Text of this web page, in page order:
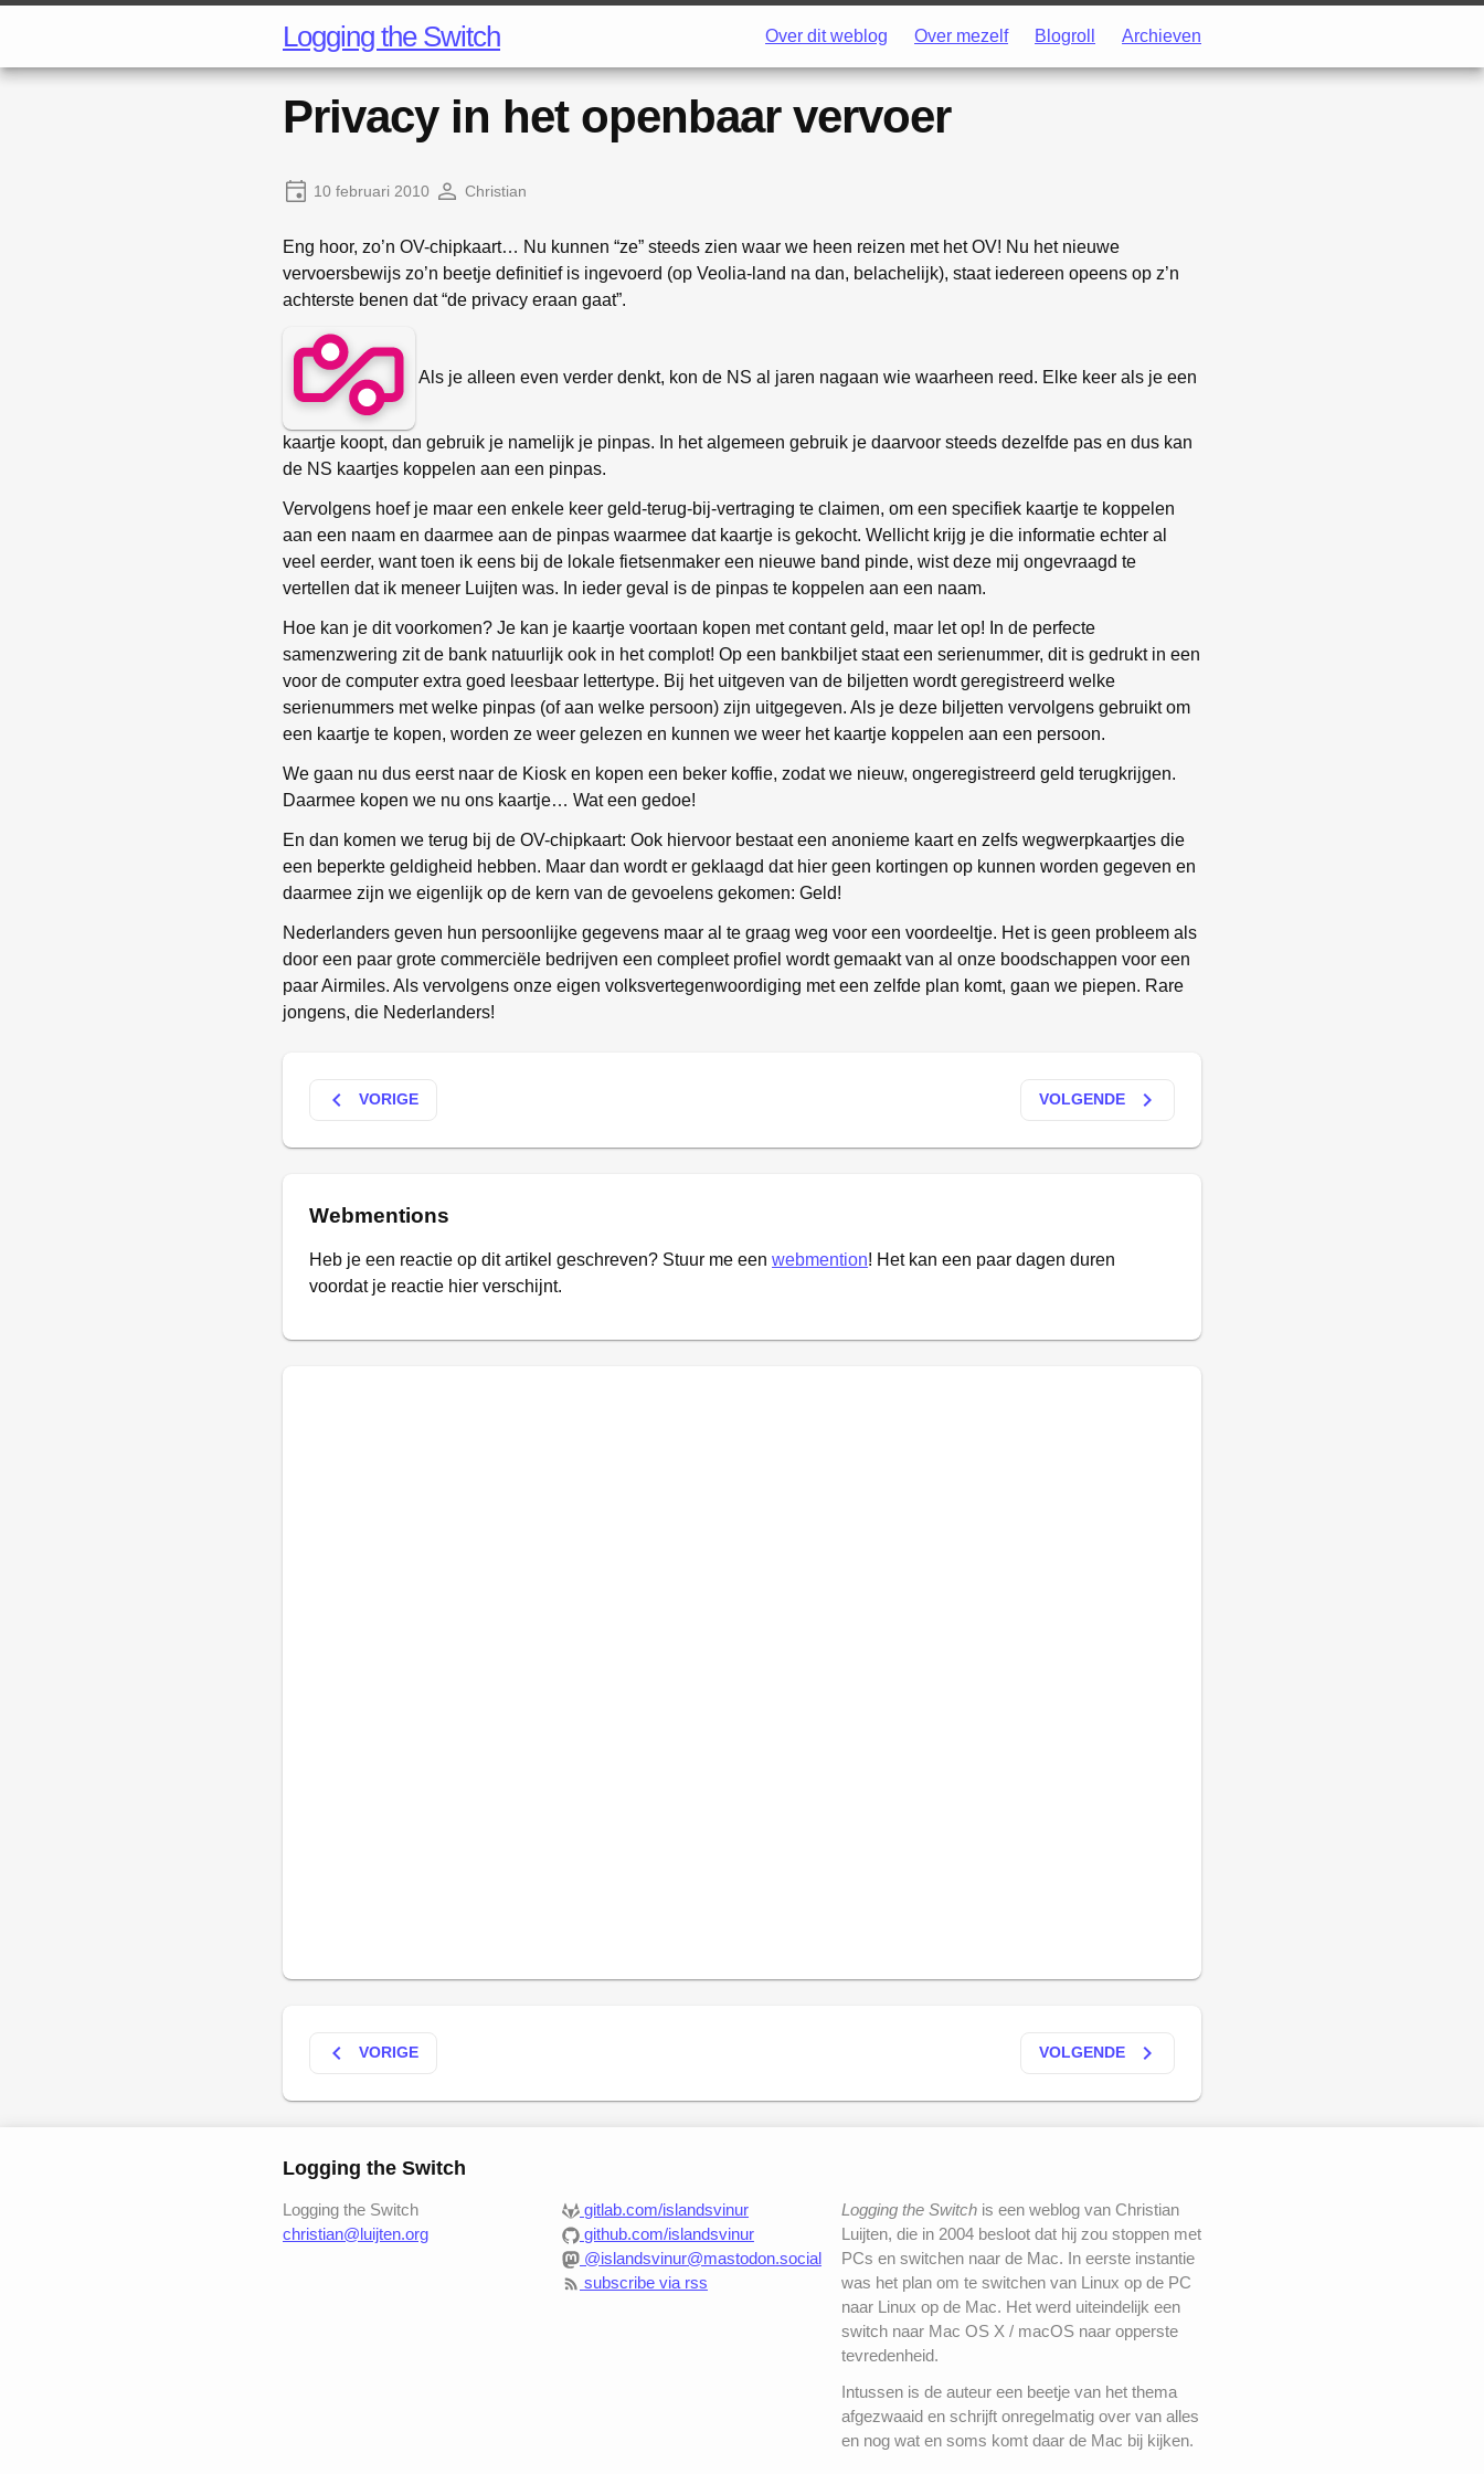
Logging the Switch Over dit weblog Over mezelf Blogroll Archieven
Privacy in het openbaar vervoer
10 februari 2010 Christian
Eng hoor, zo’n OV-chipkaart… Nu kunnen “ze” steeds zien waar we heen reizen met het OV! Nu het nieuwe
vervoersbewijs zo’n beetje definitief is ingevoerd (op Veolia-land na dan, belachelijk), staat iedereen opeens op z’n
achterste benen dat “de privacy eraan gaat”.
Als je alleen even verder denkt, kon de NS al jaren nagaan wie waarheen reed. Elke keer als je een
kaartje koopt, dan gebruik je namelijk je pinpas. In het algemeen gebruik je daarvoor steeds dezelfde pas en dus kan
de NS kaartjes koppelen aan een pinpas.
Vervolgens hoef je maar een enkele keer geld-terug-bij-vertraging te claimen, om een specifiek kaartje te koppelen
aan een naam en daarmee aan de pinpas waarmee dat kaartje is gekocht. Wellicht krijg je die informatie echter al
veel eerder, want toen ik eens bij de lokale fietsenmaker een nieuwe band pinde, wist deze mij ongevraagd te
vertellen dat ik meneer Luijten was. In ieder geval is de pinpas te koppelen aan een naam.
Hoe kan je dit voorkomen? Je kan je kaartje voortaan kopen met contant geld, maar let op! In de perfecte
samenzwering zit de bank natuurlijk ook in het complot! Op een bankbiljet staat een serienummer, dit is gedrukt in een
voor de computer extra goed leesbaar lettertype. Bij het uitgeven van de biljetten wordt geregistreerd welke
serienummers met welke pinpas (of aan welke persoon) zijn uitgegeven. Als je deze biljetten vervolgens gebruikt om
een kaartje te kopen, worden ze weer gelezen en kunnen we weer het kaartje koppelen aan een persoon.
We gaan nu dus eerst naar de Kiosk en kopen een beker koffie, zodat we nieuw, ongeregistreerd geld terugkrijgen.
Daarmee kopen we nu ons kaartje… Wat een gedoe!
En dan komen we terug bij de OV-chipkaart: Ook hiervoor bestaat een anonieme kaart en zelfs wegwerpkaartjes die
een beperkte geldigheid hebben. Maar dan wordt er geklaagd dat hier geen kortingen op kunnen worden gegeven en
daarmee zijn we eigenlijk op de kern van de gevoelens gekomen: Geld!
Nederlanders geven hun persoonlijke gegevens maar al te graag weg voor een voordeeltje. Het is geen probleem als
door een paar grote commerciële bedrijven een compleet profiel wordt gemaakt van al onze boodschappen voor een
paar Airmiles. Als vervolgens onze eigen volksvertegenwoordiging met een zelfde plan komt, gaan we piepen. Rare
jongens, die Nederlanders!
keyboard_arrow_left VORIGE VOLGENDE keyboard_arrow_right
Webmentions
Heb je een reactie op dit artikel geschreven? Stuur me een webmention! Het kan een paar dagen duren
voordat je reactie hier verschijnt.
keyboard_arrow_left VORIGE VOLGENDE keyboard_arrow_right
Logging the Switch
Logging the Switch
christian@luijten.org
gitlab.com/islandsvinur
github.com/islandsvinur
@islandsvinur@mastodon.social
subscribe via rss
Logging the Switchis een weblog van Christian
Luijten, die in 2004 besloot dat hij zou stoppen met
PCs en switchen naar de Mac. In eerste instantie
was het plan om te switchen van Linux op de PC
naar Linux op de Mac. Het werd uiteindelijk een
switch naar Mac OS X / macOS naar opperste
tevredenheid.
Intussen is de auteur een beetje van het thema
afgezwaaid en schrijft onregelmatig over van alles
en nog wat en soms komt daar de Mac bij kijken.